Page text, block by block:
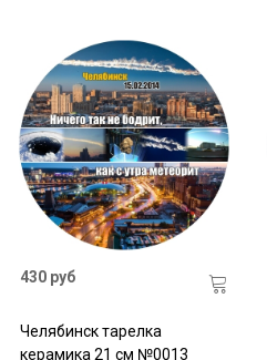
430 руб
Челябинск тарелка
керамика 21 см №0013